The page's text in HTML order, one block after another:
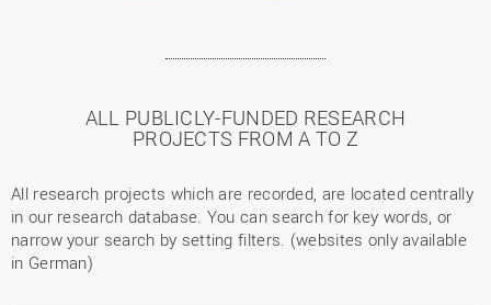
ALL PUBLICLY-FUNDED RESEARCH
PROJECTS FROM A TO Z
All research projects which are recorded, are located centrally
in our research database. You can search for key words, or
narrow your search by setting filters. (websites only available
in German)